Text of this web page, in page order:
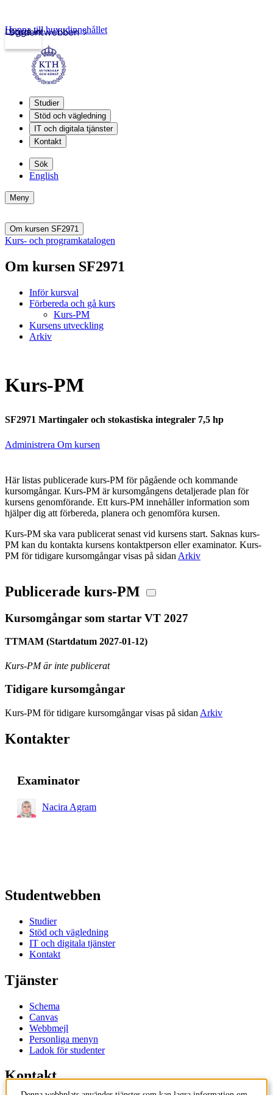
Studentwebben
Logga in
Hoppa till huvudinnehållet
Studier
Stöd och vägledning
IT och digitala tjänster
Kontakt
Sök
English
Meny
Om kursen SF2971
Kurs- och programkatalogen
Om kursen SF2971
Inför kursval
Förbereda och gå kurs
Kurs-PM
Kursens utveckling
Arkiv
Kurs-PM
SF2971 Martingaler och stokastiska integraler 7,5 hp
Administrera Om kursen
Här listas publicerade kurs-PM för pågående och kommande
kursomgångar. Kurs-PM är kursomgångens detaljerade plan för
kursens genomförande. Ett kurs-PM innehåller information som
hjälper dig att förbereda, planera och genomföra kursen.
Kurs-PM ska vara publicerat senast vid kursens start. Saknas kurs-
PM kan du kontakta kursens kontaktperson eller examinator. Kurs-
PM för tidigare kursomgångar visas på sidan Arkiv
Publicerade kurs-PM
Kursomgångar som startar VT 2027
TTMAM (Startdatum 2027-01-12)
Kurs-PM är inte publicerat
Tidigare kursomgångar
Kurs-PM för tidigare kursomgångar visas på sidan Arkiv
Kontakter
Examinator
Nacira Agram
Studentwebben
Studier
Stöd och vägledning
IT och digitala tjänster
Kontakt
Tjänster
Schema
Canvas
Webbmejl
Personliga menyn
Ladok för studenter
Kontakt